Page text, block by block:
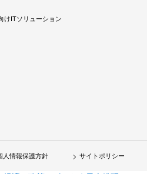
けITソリューション
人情報保護方針 サイトポリシー